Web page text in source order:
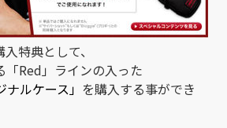
特典として、
「Red」ラインの入った
ナルケース」 を購入する事ができ